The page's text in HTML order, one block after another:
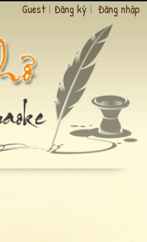
Guest | Đăng ký | Đăng nhập